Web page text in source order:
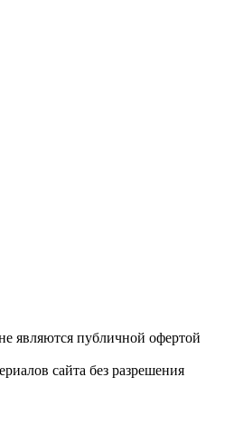
являются публичной офертой
сайта без разрешения